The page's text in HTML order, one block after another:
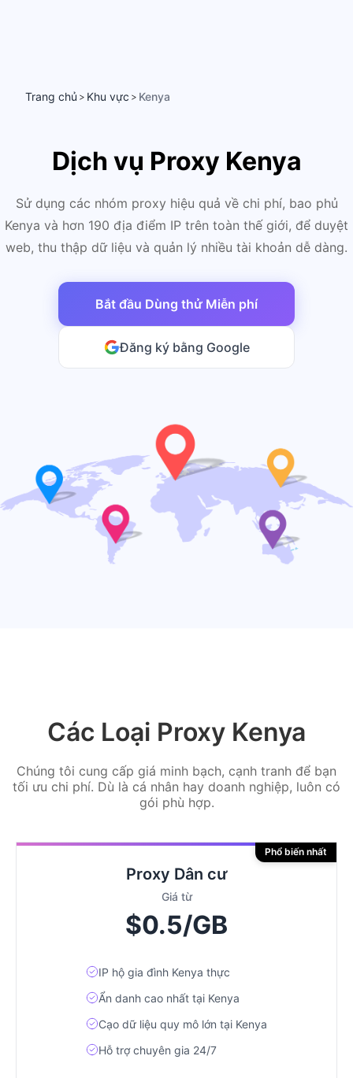
Trang chủ > Khu vực > Kenya
Dịch vụ Proxy Kenya
Sử dụng các nhóm proxy hiệu quả về chi phí, bao phủ
Kenya và hơn 190 địa điểm IP trên toàn thế giới, để duyệt
web, thu thập dữ liệu và quản lý nhiều tài khoản dễ dàng.
Bắt đầu Dùng thử Miễn phí
Đăng ký bằng Google
Các Loại Proxy Kenya
Chúng tôi cung cấp giá minh bạch, cạnh tranh để bạn
tối ưu chi phí. Dù là cá nhân hay doanh nghiệp, luôn có
gói phù hợp.
Proxy Dân cư
Giá từ
$0.5/GB
IP hộ gia đình Kenya thực
Ẩn danh cao nhất tại Kenya
Cạo dữ liệu quy mô lớn tại Kenya
Hỗ trợ chuyên gia 24/7
Phổ biến nhất